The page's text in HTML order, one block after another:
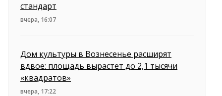
стандарт
вчера, 16:07
Дом культуры в Вознесенье расширят
вдвое: площадь вырастет до 2,1 тысячи
«квадратов»
вчера, 17:22